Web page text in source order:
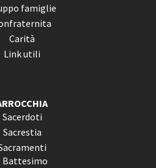
famiglie
Carità
Link utili
Sacerdoti
Sacrestia
Battesimo